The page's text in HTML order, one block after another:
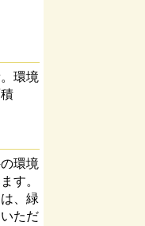
環境
環境
す。
、緑
ただ